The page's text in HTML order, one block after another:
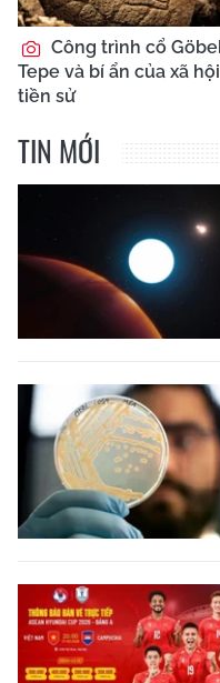
Công trình cổ
Tepe và bí ẩn của xã hội
tiền sử
TIN MỚI